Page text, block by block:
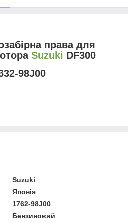
права для
Suzuki DF300
98J00
Suzuki
Японія
1762-98J00
Бензиновий